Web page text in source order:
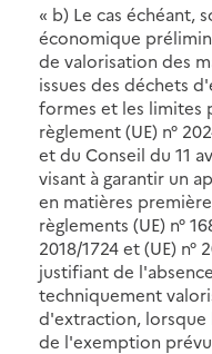
« b) Le cas échéant,
économique
de valorisation des
issues des déchets
formes et les limites
règlement (UE) n°
et du Conseil du 11
visant à garantir un
en matières
règlements (UE) n°
2018/1724 et (UE)
justifiant de
techniquement
d'extraction,
de l'exemption